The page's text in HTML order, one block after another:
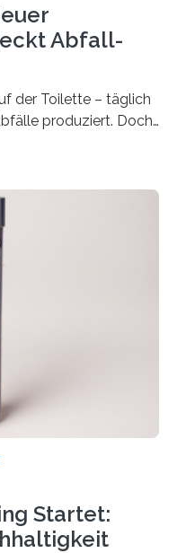
Abfall-
der Toilette – täglich
produziert. Doch
wenn sie in
ist, zeigt der vom
und der
und am 24. Oktober
„KreisLauf“. Er
Startet: